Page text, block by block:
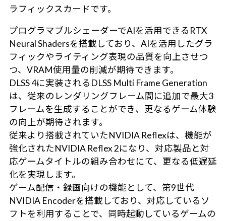
ラフィックスカードです。
プログラマブルシェーダーでAIを活用できるRTX
Neural Shadersを搭載しており、AIを活用したグラ
フィックやライティング表現の品質を向上させつ
つ、VRAM使用量の削減が期待できます。
DLSS 4に実装されるDLSS Multi Frame Generation
は、従来のレンダリングフレーム間に追加で最大3
フレームを生成することができ、更なるゲーム体験
の向上が期待されます。
従来より搭載されていたNVIDIA Reflexは、機能が
強化されたNVIDIA Reflex 2になり、対応製品と対
応ゲームタイトルの組み合わせにて、更なる低遅延
化を実現します。
ゲーム配信・録画向けの機能として、第9世代
NVIDIA Encoderを搭載しており、対応しているソ
フトを利用することで、同時起動しているゲームの